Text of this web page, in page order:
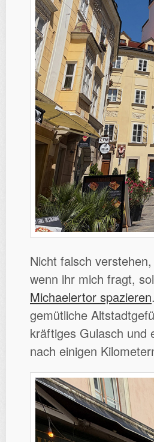
Nicht falsch
wenn ihr mich fragt,
Michaelertor spazieren
gemütliche
kräftiges Gulasch und
nach einigen